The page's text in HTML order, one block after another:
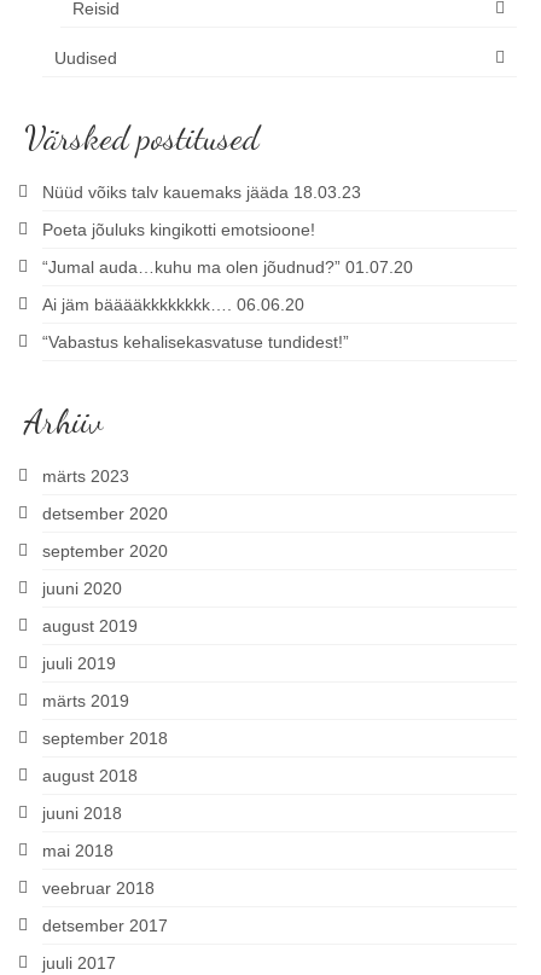
Reisid
Uudised
Värsked postitused
Nüüd võiks talv kauemaks jääda 18.03.23
Poeta jõuluks kingikotti emotsioone!
“Jumal auda…kuhu ma olen jõudnud?” 01.07.20
Ai jäm bääääkkkkkkkk…. 06.06.20
“Vabastus kehalisekasvatuse tundidest!”
Arhiiv
märts 2023
detsember 2020
september 2020
juuni 2020
august 2019
juuli 2019
märts 2019
september 2018
august 2018
juuni 2018
mai 2018
veebruar 2018
detsember 2017
juuli 2017